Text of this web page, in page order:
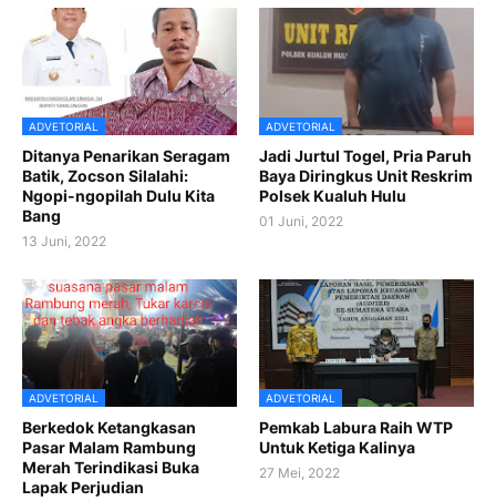
ADVETORIAL
Ditanya Penarikan Seragam
Batik, Zocson Silalahi:
Ngopi-ngopilah Dulu Kita
Bang
13 Juni, 2022
ADVETORIAL
Jadi Jurtul Togel, Pria Paruh
Baya Diringkus Unit Reskrim
Polsek Kualuh Hulu
01 Juni, 2022
ADVETORIAL
Berkedok Ketangkasan
Pasar Malam Rambung
Merah Terindikasi Buka
Lapak Perjudian
ADVETORIAL
Pemkab Labura Raih WTP
Untuk Ketiga Kalinya
27 Mei, 2022